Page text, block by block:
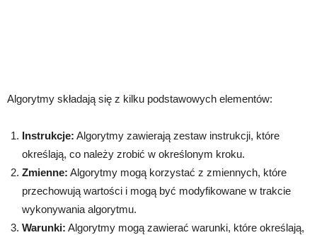
Algorytmy składają się z kilku podstawowych elementów:
Instrukcje: Algorytmy zawierają zestaw instrukcji, które
określają, co należy zrobić w określonym kroku.
Zmienne: Algorytmy mogą korzystać z zmiennych, które
przechowują wartości i mogą być modyfikowane w trakcie
wykonywania algorytmu.
Warunki: Algorytmy mogą zawierać warunki, które określają,